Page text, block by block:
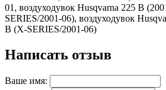
01, воздуходувок Husqvarna 225 B
SERIES/2001-06), воздуходувок
B (X-SERIES/2001-06)
Написать отзыв
Ваше имя: